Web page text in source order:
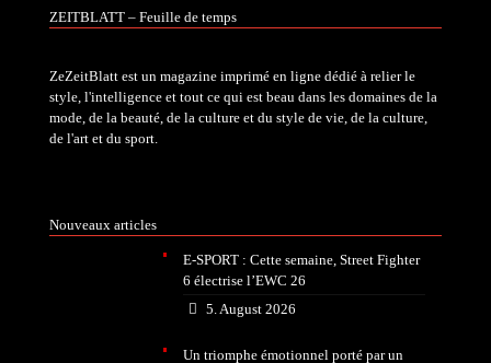
ZEITBLATT – Feuille de temps
ZeZeitBlatt est un magazine imprimé en ligne dédié à relier le
style, l'intelligence et tout ce qui est beau dans les domaines de la
mode, de la beauté, de la culture et du style de vie, de la culture,
de l'art et du sport.
Nouveaux articles
E-SPORT : Cette semaine, Street Fighter
6 électrise l’EWC 26
5. August 2026
Un triomphe émotionnel porté par un